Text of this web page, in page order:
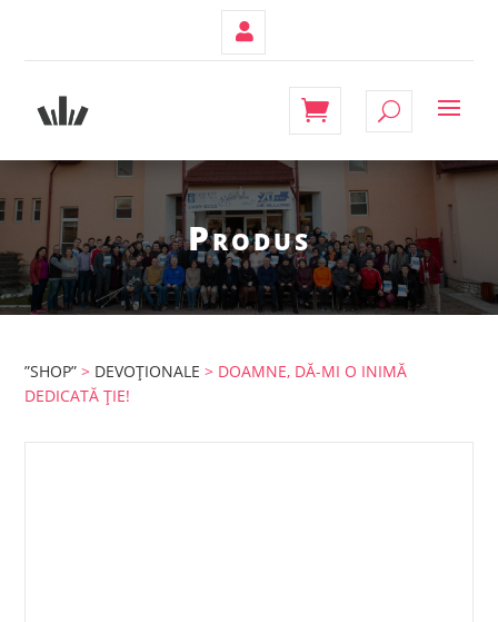
Produs
”SHOP” > DEVOȚIONALE > DOAMNE, DĂ-MI O INIMĂ
DEDICATĂ ȚIE!